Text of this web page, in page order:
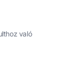
való